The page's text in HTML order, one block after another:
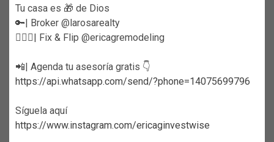
Tu casa es 🎁 de Dios
🔑| Broker @larosarealty
👷🏼‍♀️| Fix & Flip @ericagremodeling
📲| Agenda tu asesoría gratis 👇
https://api.whatsapp.com/send/?phone=14075699796
Síguela aquí
https://www.instagram.com/ericaginvestwise